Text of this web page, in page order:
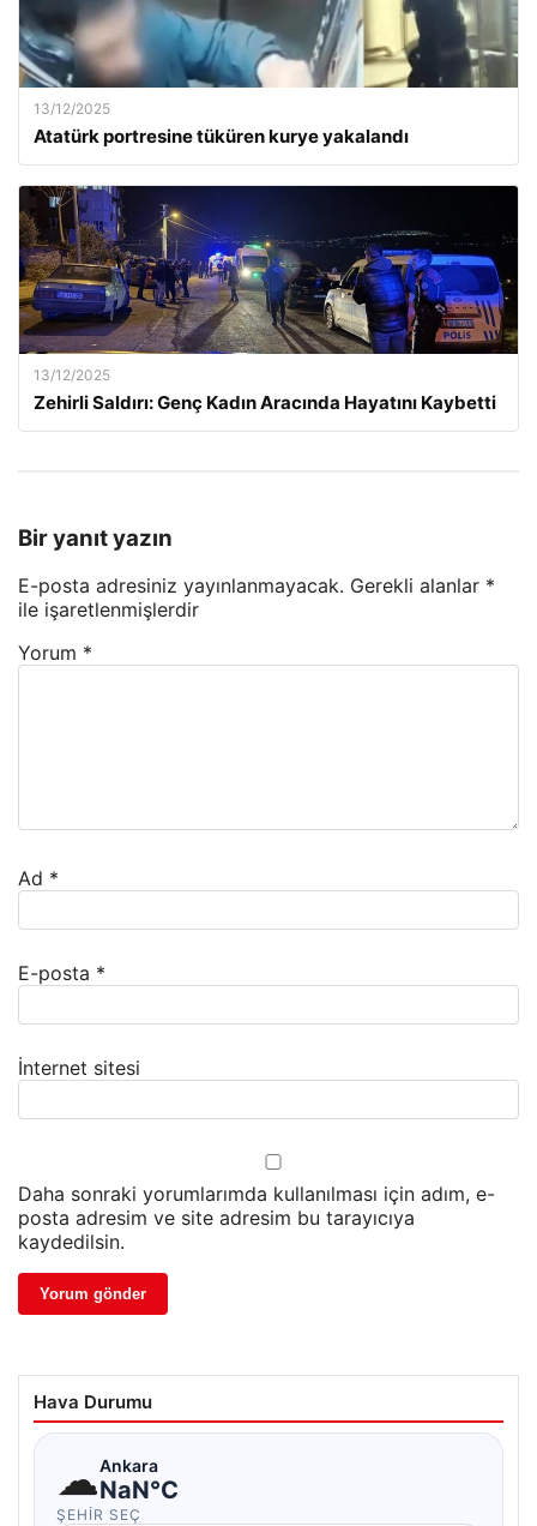
13/12/2025
Atatürk portresine tüküren kurye yakalandı
13/12/2025
Zehirli Saldırı: Genç Kadın Aracında Hayatını Kaybetti
Bir yanıt yazın
E-posta adresiniz yayınlanmayacak. Gerekli alanlar *
ile işaretlenmişlerdir
Yorum *
Ad *
E-posta *
İnternet sitesi
Daha sonraki yorumlarımda kullanılması için adım, e-
posta adresim ve site adresim bu tarayıcıya
kaydedilsin.
Hava Durumu
☁Ankara
NaN°C
ŞEHIR SEÇ